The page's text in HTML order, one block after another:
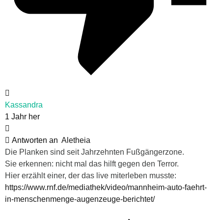
Kassandra
1 Jahr her
Antworten an Aletheia
Die Planken sind seit Jahrzehnten Fußgängerzone.
Sie erkennen: nicht mal das hilft gegen den Terror.
Hier erzählt einer, der das live miterleben musste:
https://www.rnf.de/mediathek/video/mannheim-auto-faehrt-
in-menschenmenge-augenzeuge-berichtet/